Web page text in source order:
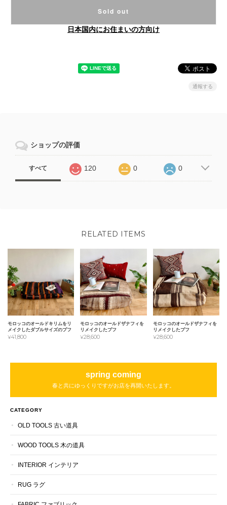
Sold out
日本国内にお住まいの方向け
通報する
ショップの評価
すべて 120 0 0
RELATED ITEMS
モロッコのオールドキリムをリ
メイクしたダブルサイズのプフ
¥41,800
モロッコのオールドザナフィを
リメイクしたプフ
¥28,600
モロッコのオールドザナフィを
リメイクしたプフ
¥28,600
spring coming
春と共にゆっくりですがお店を再開いたします。
CATEGORY
OLD TOOLS 古い道具
WOOD TOOLS 木の道具
INTERIOR インテリア
RUG ラグ